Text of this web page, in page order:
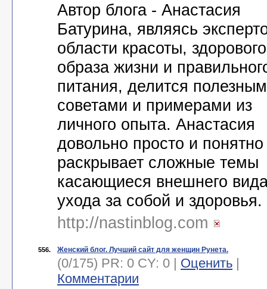
Автор блога - Анастасия
Батурина, являясь
области красоты, здорового
образа жизни и
питания, делится
советами и примерами из
личного опыта. Анастасия
довольно просто и понятно
раскрывает сложные темы
касающиеся внешнего
ухода за собой и здоровья.
http://nastinblog.com
556. Женский блог. Лучший сайт для женщин Рунета.
(0/175) PR: 0 CY: 0 | Оценить |
Комментарии